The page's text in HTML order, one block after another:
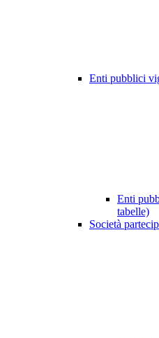
Enti pubblici
Enti
tabelle)
Società